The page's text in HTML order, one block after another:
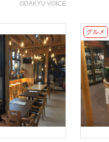
ODAKYU VOICE
グルメ